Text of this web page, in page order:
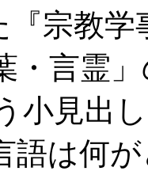
『宗教
・言霊
小見出
語は何